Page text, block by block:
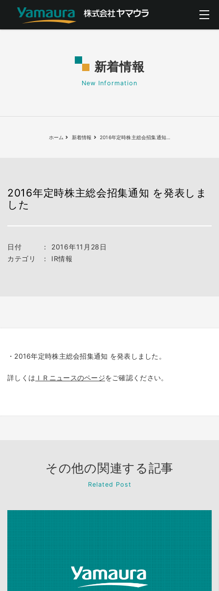
新着情報
New Information
ホーム 新着情報 2016年定時株主総会招集通知
2016年定時株主総会招集通知 を発表しま
した
日付 ：
2016年11月28日
カテゴリ
： IR情報
・2016年定時株主総会招集通知 を発表しました。
詳しくは ＩＲニュースのページをご確認ください。
その他の関連する記事
Related Post